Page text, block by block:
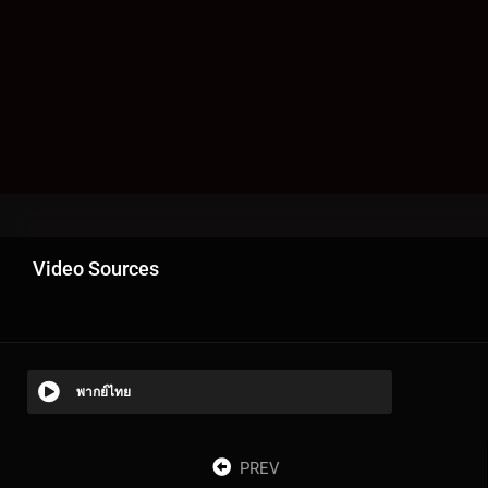
Video Sources
พากย์ไทย
PREV